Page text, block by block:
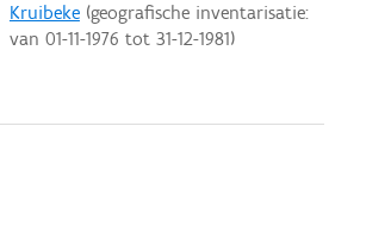
Kruibeke(geografische inventarisatie:
van 01-11-1976 tot 31-12-1981)